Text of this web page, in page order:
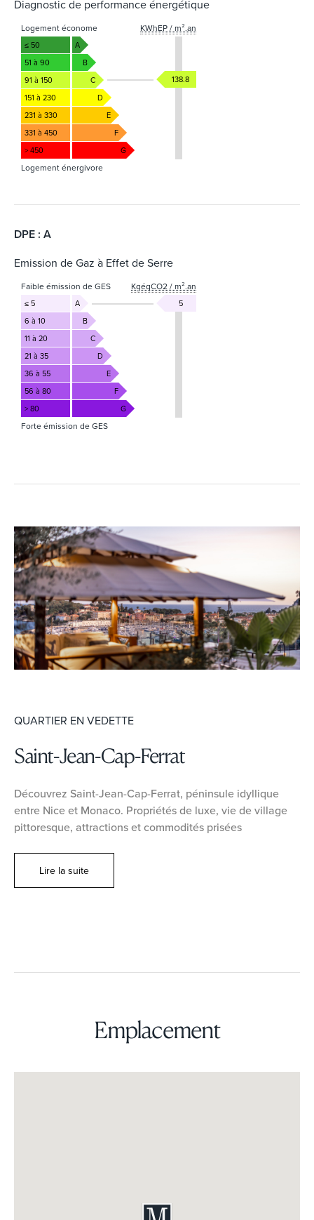
Diagnostic de performance énergétique
Logement économe KWhEP / m².an
≤ 50
A
51 à 90
B
91 à 150
C
151 à 230
D
231 à 330
E
331 à 450
F
> 450
G
138.8
Logement énergivore
DPE : A
Emission de Gaz à Effet de Serre
Faible émission de GES KgéqCO2 / m².an
≤ 5
A
6 à 10
B
11 à 20
C
21 à 35
D
36 à 55
E
56 à 80
F
> 80
G
5
Forte émission de GES
QUARTIER EN VEDETTE
Saint-Jean-Cap-Ferrat
Découvrez Saint-Jean-Cap-Ferrat, péninsule idyllique
entre Nice et Monaco. Propriétés de luxe, vie de village
pittoresque, attractions et commodités prisées
Lire la suite
Emplacement